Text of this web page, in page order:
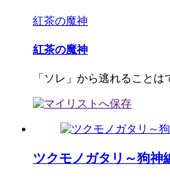
紅茶の魔神
紅茶の魔神
「ソレ」から逃れることは
ツクモノガタリ～狗神